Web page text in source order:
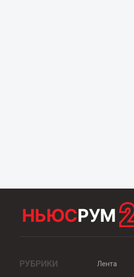
РУБРИКИ
Лента